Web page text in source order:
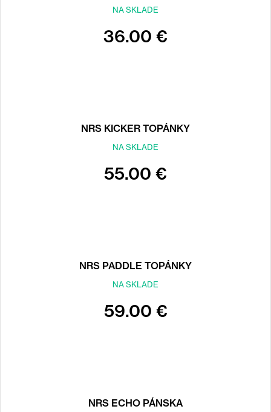
NA SKLADE
36.00 €
NRS KICKER TOPÁNKY
NA SKLADE
55.00 €
NRS PADDLE TOPÁNKY
NA SKLADE
59.00 €
NRS ECHO PÁNSKA